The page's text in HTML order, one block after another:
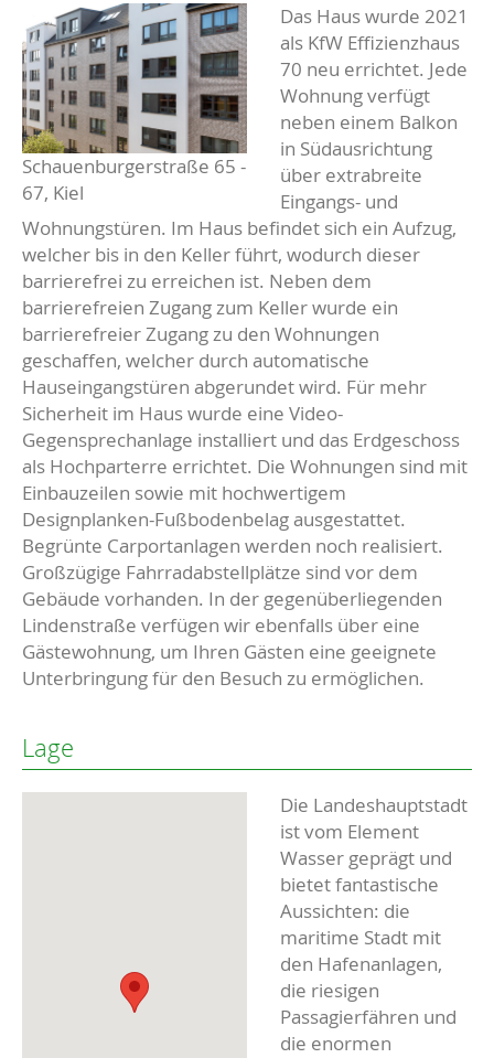
Schauenburgerstraße 65 -
67, Kiel
Beschreibung
Das Haus wurde 2021
als KfW Effizienzhaus
70 neu errichtet. Jede
Wohnung verfügt
neben einem Balkon
in Südausrichtung
über extrabreite
Eingangs- und
Wohnungstüren. Im Haus befindet sich ein Aufzug,
welcher bis in den Keller führt, wodurch dieser
barrierefrei zu erreichen ist. Neben dem
barrierefreien Zugang zum Keller wurde ein
barrierefreier Zugang zu den Wohnungen
geschaffen, welcher durch automatische
Hauseingangstüren abgerundet wird. Für mehr
Sicherheit im Haus wurde eine Video-
Gegensprechanlage installiert und das Erdgeschoss
als Hochparterre errichtet. Die Wohnungen sind mit
Einbauzeilen sowie mit hochwertigem
Designplanken-Fußbodenbelag ausgestattet.
Begrünte Carportanlagen werden noch realisiert.
Großzügige Fahrradabstellplätze sind vor dem
Gebäude vorhanden. In der gegenüberliegenden
Lindenstraße verfügen wir ebenfalls über eine
Gästewohnung, um Ihren Gästen eine geeignete
Unterbringung für den Besuch zu ermöglichen.
Lage
Die Landeshauptstadt
ist vom Element
Wasser geprägt und
bietet fantastische
Aussichten: die
maritime Stadt mit
den Hafenanlagen,
die riesigen
Passagierfähren und
die enormen